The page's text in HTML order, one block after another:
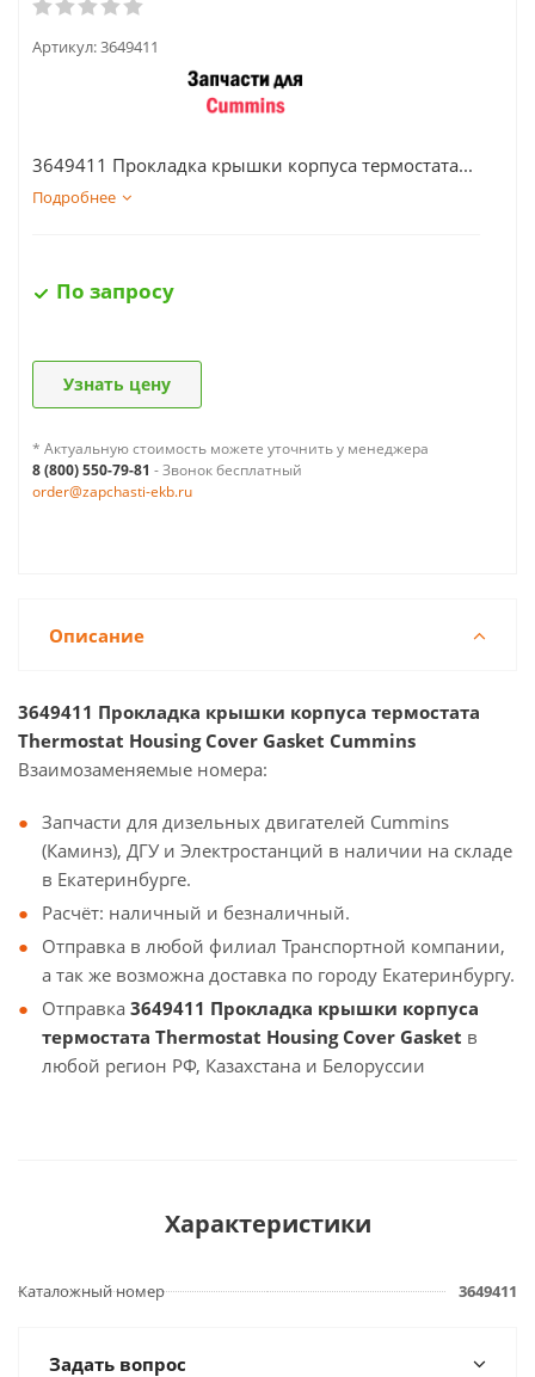
Артикул:3649411
3649411 Прокладка крышки корпуса термостата...
Подробнее
По запросу
Узнать цену
* Актуальную стоимость можете уточнить у менеджера
8 (800) 550-79-81 - Звонок бесплатный
order@zapchasti-ekb.ru
Описание
3649411 Прокладка крышки корпуса термостата
Thermostat Housing Cover Gasket Cummins
Взаимозаменяемые номера:
Запчасти для дизельных двигателей Cummins
(Каминз), ДГУ и Электростанций в наличии на складе
в Екатеринбурге.
Расчёт: наличный и безналичный.
Отправка в любой филиал Транспортной компании,
а так же возможна доставка по городу Екатеринбургу.
Отправка 3649411 Прокладка крышки корпуса
термостата Thermostat Housing Cover Gasket в
любой регион РФ, Казахстана и Белоруссии
Характеристики
Каталожный номер 3649411
Задать вопрос